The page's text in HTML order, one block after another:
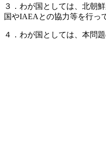
３．わが国としては、北朝
国やIAEAとの協力等を行っ
４．わが国としては、本問